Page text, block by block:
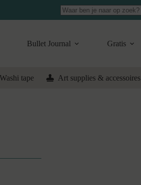
Geen
Bullet Journal Gratis
Washi tape Art supplies & accessoires